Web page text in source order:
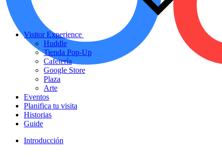
Visitor Experience
Huddle
Tienda Pop-Up
Cafetería
Google Store
Plaza
Arte
Eventos
Planifica tu visita
Historias
Guide
Introducción